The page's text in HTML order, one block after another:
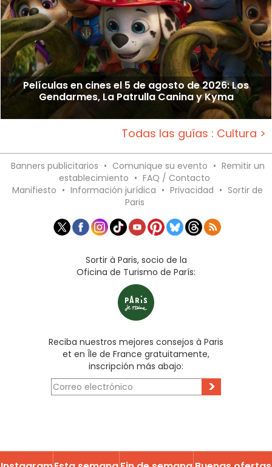
Películas en cines el 5 de agosto de 2026: Los
Gendarmes, La Patrulla Canina y Kyma
Todas las guías : Cultura >
Banners publicitarios • Comunique su evento • Remitir un
establecimiento • FAQ / Contacto
Manifiesto • Información jurídica • Privacidad • Sortir de
Paris
Sortir à Paris, socio de la
Oficina de Turismo de París:
Reciba nuestros mejores consejos à Paris
et en Île de France gratuitamente,
inscripción más abajo:
>